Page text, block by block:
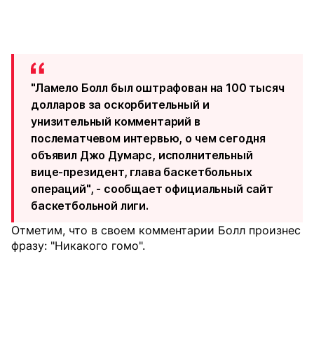
"Ламело Болл был оштрафован на 100 тысяч
долларов за оскорбительный и
унизительный комментарий в
послематчевом интервью, о чем сегодня
объявил Джо Думарс, исполнительный
вице-президент, глава баскетбольных
операций", - сообщает официальный сайт
баскетбольной лиги.
Отметим, что в своем комментарии Болл произнес
фразу: "Никакого гомо".